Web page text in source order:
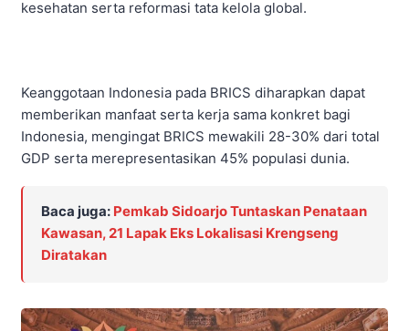
kesehatan serta reformasi tata kelola global.
Keanggotaan Indonesia pada BRICS diharapkan dapat
memberikan manfaat serta kerja sama konkret bagi
Indonesia, mengingat BRICS mewakili 28-30% dari total
GDP serta merepresentasikan 45% populasi dunia.
Baca juga: Pemkab Sidoarjo Tuntaskan Penataan
Kawasan, 21 Lapak Eks Lokalisasi Krengseng
Diratakan